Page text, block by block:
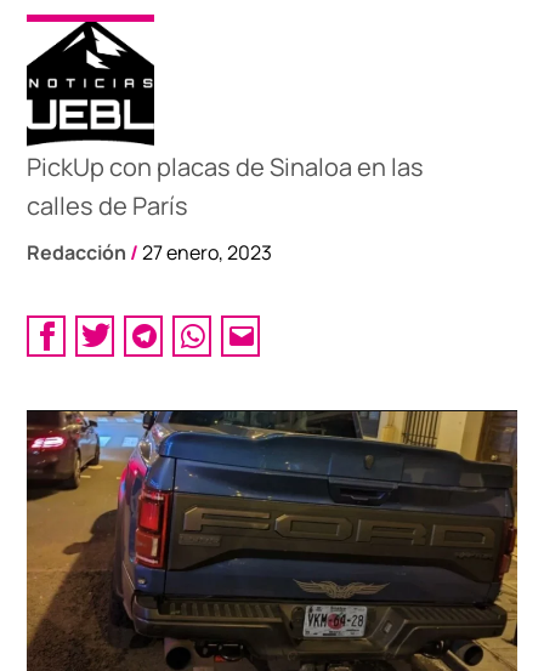
PickUp con placas de Sinaloa en las
calles de París
Redacción / 27 enero, 2023